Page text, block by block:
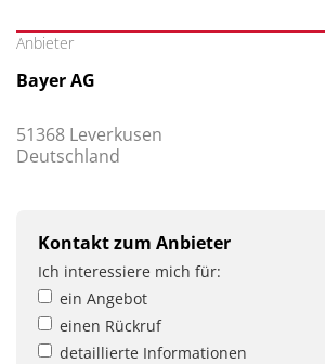
Anbieter
Bayer AG
51368 Leverkusen
Deutschland
Kontakt zum Anbieter
Ich interessiere mich für:
ein Angebot
einen Rückruf
detaillierte Informationen